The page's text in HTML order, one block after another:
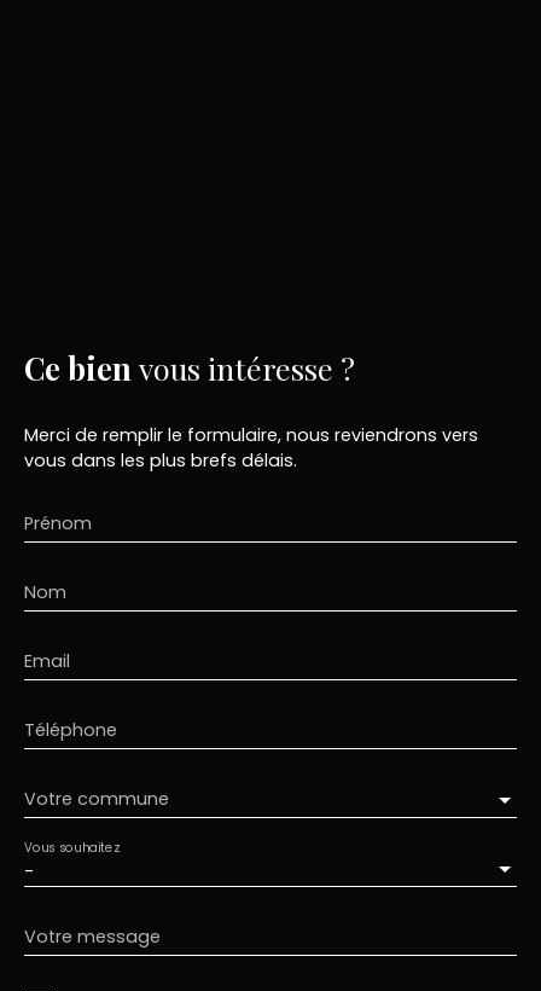
Ce bien vous intéresse ?
Merci de remplir le formulaire, nous reviendrons vers
vous dans les plus brefs délais.
Prénom
Nom
Email
Téléphone
Votre commune
-
Vous souhaitez
Votre message